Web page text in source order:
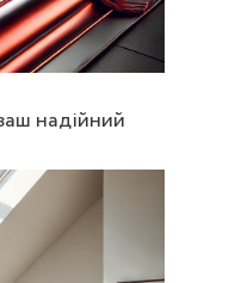
надійний